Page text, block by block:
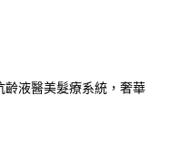
（台灣）商業銀行
齡液醫美髮療系統，奢華